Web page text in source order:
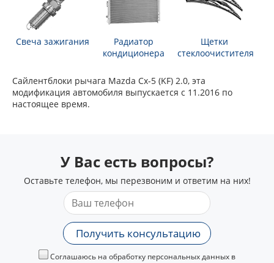
Свеча зажигания
Радиатор
кондиционера
Щетки
стеклоочистителя
Сайлентблоки рычага Mazda Cx-5 (KF) 2.0, эта
модификация автомобиля выпускается с 11.2016 по
настоящее время.
У Вас есть вопросы?
Оставьте телефон, мы перезвоним и ответим на них!
Получить консультацию
Соглашаюсь на обработку персональных данных в